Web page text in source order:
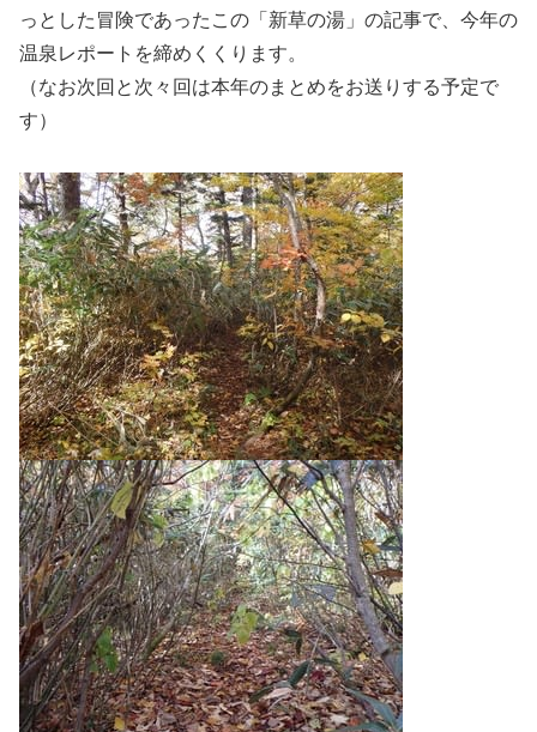
っとした冒険であったこの「新草の湯」の記事で、今年の
温泉レポートを締めくくります。
（なお次回と次々回は本年のまとめをお送りする予定で
す）